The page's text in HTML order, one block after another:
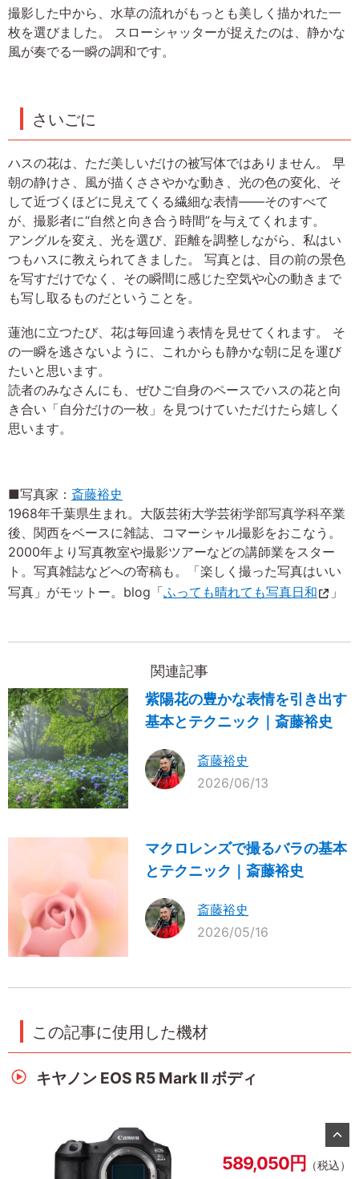
撮影した中から、水草の流れがもっとも美しく描かれた一
枚を選びました。 スローシャッターが捉えたのは、静かな
風が奏でる一瞬の調和です。
さいごに
ハスの花は、ただ美しいだけの被写体ではありません。 早
朝の静けさ、風が描くささやかな動き、光の色の変化、そ
して近づくほどに見えてくる繊細な表情――そのすべて
が、撮影者に“自然と向き合う時間”を与えてくれます。
アングルを変え、光を選び、距離を調整しながら、私はい
つもハスに教えられてきました。 写真とは、目の前の景色
を写すだけでなく、その瞬間に感じた空気や心の動きまで
も写し取るものだということを。
蓮池に立つたび、花は毎回違う表情を見せてくれます。 そ
の一瞬を逃さないように、これからも静かな朝に足を運び
たいと思います。
読者のみなさんにも、ぜひご自身のペースでハスの花と向
き合い「自分だけの一枚」を見つけていただけたら嬉しく
思います。
■写真家： 斎藤裕史
1968年千葉県生まれ。大阪芸術大学芸術学部写真学科卒業
後、関西をベースに雑誌、コマーシャル撮影をおこなう。
2000年より写真教室や撮影ツアーなどの講師業をスター
ト。写真雑誌などへの寄稿も。「楽しく撮った写真はいい
写真」がモットー。blog「ふっても晴れても写真日和 」
関連記事
紫陽花の豊かな表情を引き出す
基本とテクニック｜斎藤裕史
斎藤裕史
2026/06/13
マクロレンズで撮るバラの基本
とテクニック｜斎藤裕史
斎藤裕史
2026/05/16
この記事に使用した機材
キヤノン EOS R5 Mark II ボディ
589,050円 （税込）